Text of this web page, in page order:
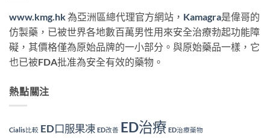
www.kmg.hk為亞洲區總代理官方網站， Kamagra是偉哥的
仿製藥，已被世界各地數百萬男性用來安全治療勃起功能障
礙，其價格僅為原始品牌的一小部分。與原始藥品一樣，它
也已被FDA批准為安全有效的藥物。
熱點關注
Cialis比較 ED口服果凍 ED改善 ED治療 ED治療藥物